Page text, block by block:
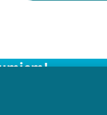
informāciju!